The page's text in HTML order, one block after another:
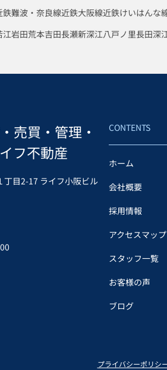
鉄難波・奈良線近鉄大阪線近鉄けいはんな
江岩田荒本吉田長瀬新深江八戸ノ里長田深
売買・管理・
フ不動産
丁目2-17 ライフ小阪ビル
CONTENTS
ホーム
会社概要
採用情報
アクセスマップ
スタッフ一覧
お客様の声
ブログ
プライバシーポリシ